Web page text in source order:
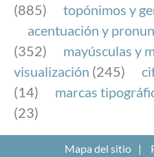
(885)
topónimos y
acentuación y
(352)
mayúsculas y
visualización (245)
(14)
marcas
(23)
Mapa del sitio